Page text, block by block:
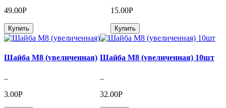
49.00Р
Купить
15.00Р
Купить
Шайба М8 (увеличенная)
..
3.00Р
Шайба М8 (увеличенная) 10шт
..
32.00Р